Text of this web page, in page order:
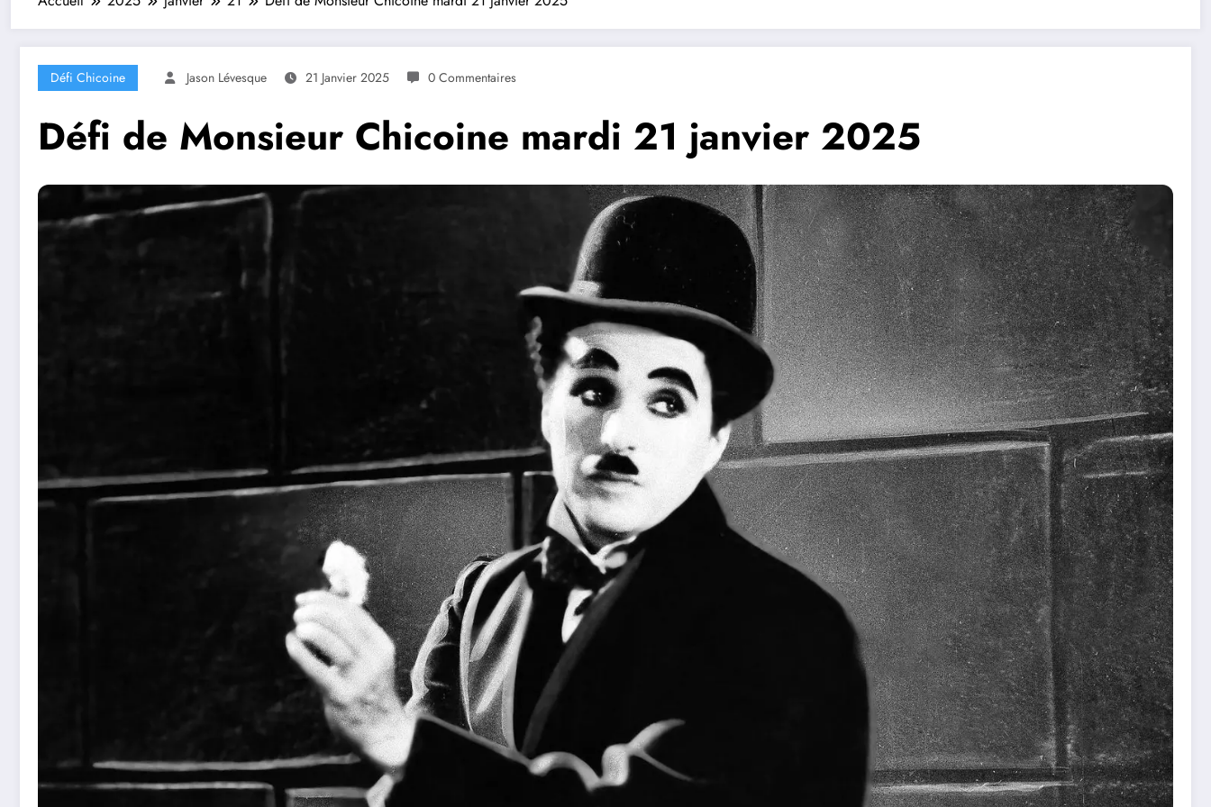
Défi Chicoine Jason Lévesque 21 Janvier 2025 0 Commentaires
Défi de Monsieur Chicoine mardi 21 janvier 2025